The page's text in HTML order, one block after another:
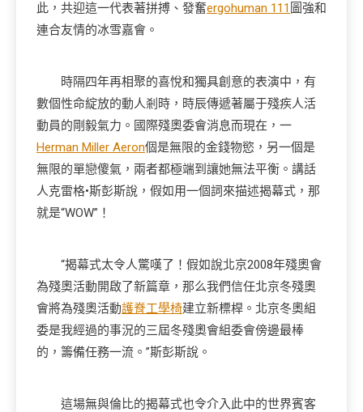
此，共迎這一代表著拼搏、發奮ergohuman 111 圖強和
連合友情的冰雪嘉會。
時隔四年再相聚的喜悅和獨具創意的表演中，有
數個性命綻放的動人剎時，時辰傳遞著屬于殘疾人活
動員的剛毅氣力。國際殘奧委會消息而現在，一
Herman Miller Aeron個是無限的金錢物慾，另一個是
無限的單戀傻氣，兩者都極端到讓她無法平衡。講話
人克雷格•斯彭斯說，假如用一個詞來描述揭幕式，那
就是“WOW”！
“揭幕式太令人驚嘆了！假如說北京2008年殘奧會
為殘奧活動開啟了新篇章，那么我們信任北京冬殘奧
會將為殘奧活動護脊工學椅建立新標桿。北京冬奧組
委是我經過的事況的三屆冬殘奧會組委會傍邊最棒
的，籌備任務一流。”斯彭斯說。
這場無與倫比的揭幕式也令介入此中的世界賓客